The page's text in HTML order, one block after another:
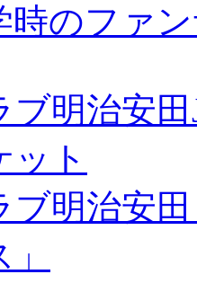
時のファ
ブ明治安
ット
ブ明治安